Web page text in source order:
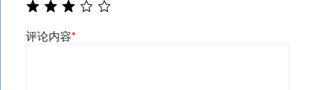
评论内容*